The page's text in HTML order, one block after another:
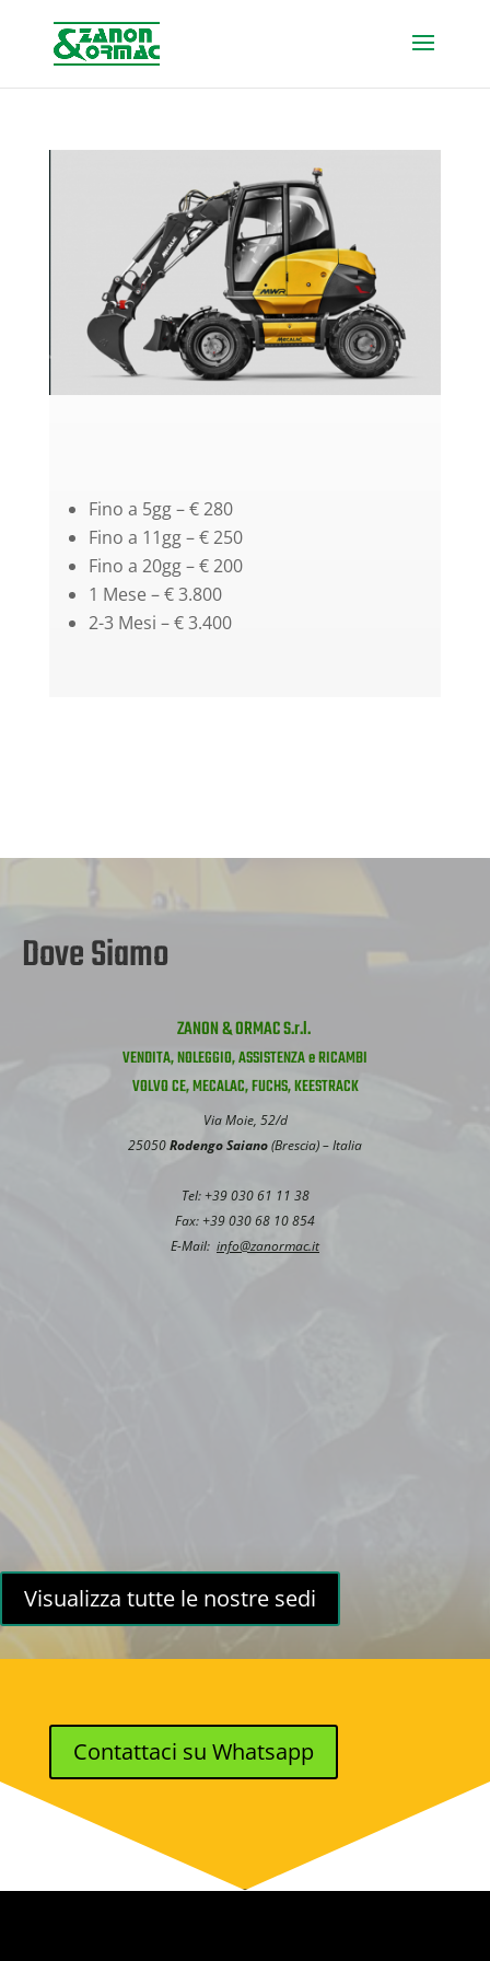
Fino a 5gg – € 280
Fino a 11gg – € 250
Fino a 20gg – € 200
1 Mese – € 3.800
2-3 Mesi – € 3.400
Dove Siamo
ZANON & ORMAC S.r.l.
VENDITA, NOLEGGIO, ASSISTENZA e RICAMBI
VOLVO CE, MECALAC, FUCHS, KEESTRACK
Via Moie, 52/d
25050Rodengo Saiano(Brescia) – Italia
Tel: +39 030 61 11 38
Fax: +39 030 68 10 854
E-Mail: info@zanormac.it
Visualizza tutte le nostre sedi
Contattaci su Whatsapp